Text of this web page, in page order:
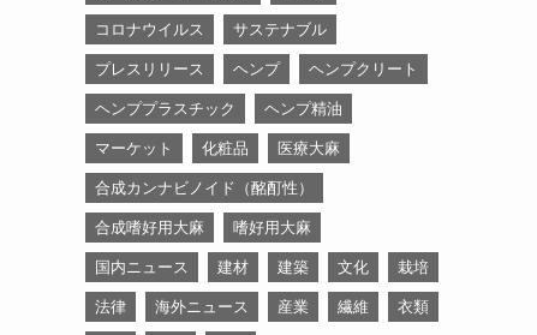
コロナウイルス サステナブル
プレスリリース ヘンプ ヘンプクリート
ヘンププラスチック ヘンプ精油
マーケット 化粧品 医療大麻
合成カンナビノイド（酩酊性）
合成嗜好用大麻 嗜好用大麻
国内ニュース 建材 建築 文化 栽培
法律 海外ニュース 産業 繊維 衣類